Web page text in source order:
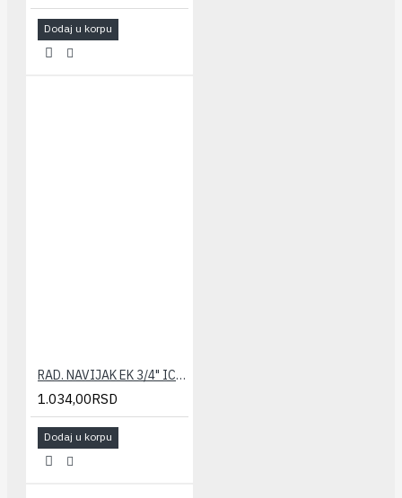
Dodaj u korpu
RAD. NAVIJAK EK 3/4" ICMA
1.034,00RSD
Dodaj u korpu